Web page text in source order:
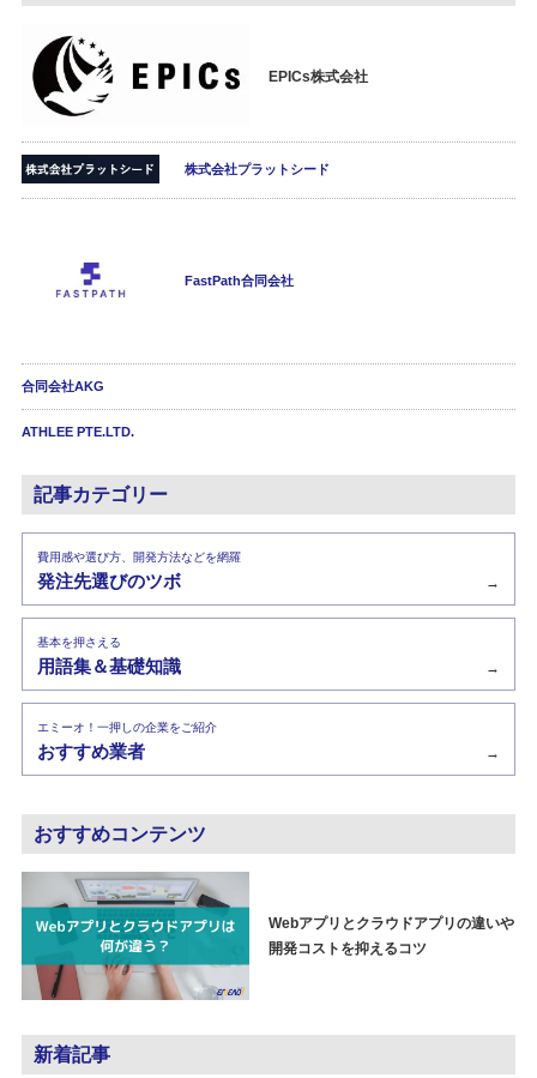
EPICs株式会社
株式会社プラットシード
FastPath合同会社
合同会社AKG
ATHLEE PTE.LTD.
記事カテゴリー
費用感や選び方、開発方法などを網羅
発注先選びのツボ →
基本を押さえる
用語集＆基礎知識 →
エミーオ！一押しの企業をご紹介
おすすめ業者 →
おすすめコンテンツ
Webアプリとクラウドアプリの違いや
開発コストを抑えるコツ
新着記事